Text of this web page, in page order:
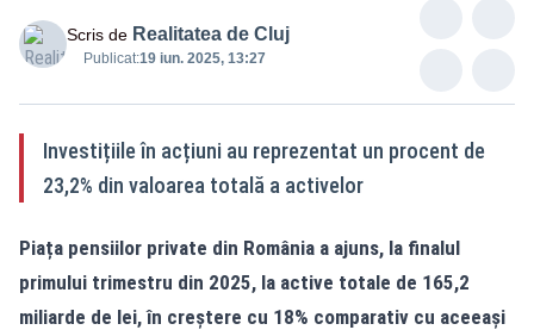
Scris de Realitatea de Cluj
Publicat:19 iun. 2025, 13:27
Investițiile în acțiuni au reprezentat un procent de
23,2% din valoarea totală a activelor
Piața pensiilor private din România a ajuns, la finalul
primului trimestru din 2025, la active totale de 165,2
miliarde de lei, în creștere cu 18% comparativ cu aceeași